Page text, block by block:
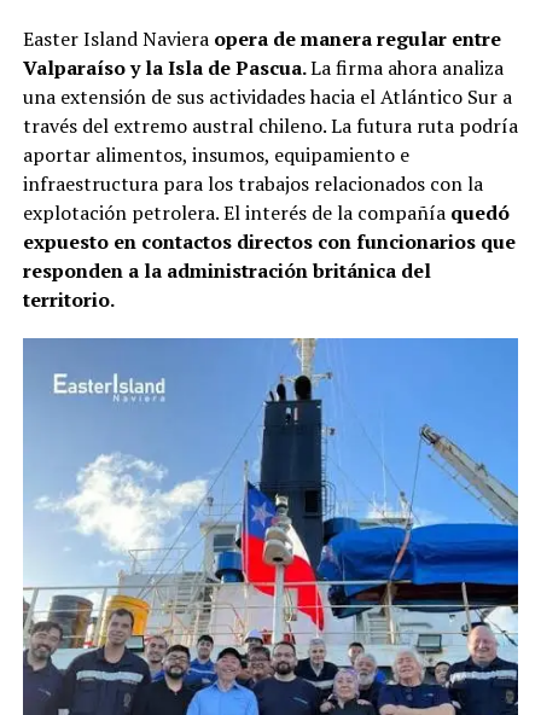
Easter Island Navieraopera de manera regular entre
Valparaíso y la Isla de Pascua.La firma ahora analiza
una extensión de sus actividades hacia el Atlántico Sur a
través del extremo austral chileno. La futura ruta podría
aportar alimentos, insumos, equipamiento e
infraestructura para los trabajos relacionados con la
explotación petrolera. El interés de la compañía quedó
expuesto en contactos directos con funcionarios que
responden a la administración británica del
territorio.